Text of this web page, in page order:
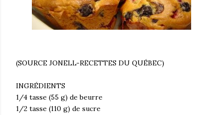
(SOURCE JONELL-RECETTES DU QUÉBEC)
INGRÉDIENTS
1/4 tasse (55 g) de beurre
1/2 tasse (110 g) de sucre